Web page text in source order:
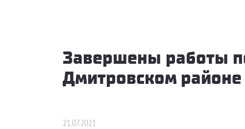
Завершены работы
Дмитровском районе
21.07.2021